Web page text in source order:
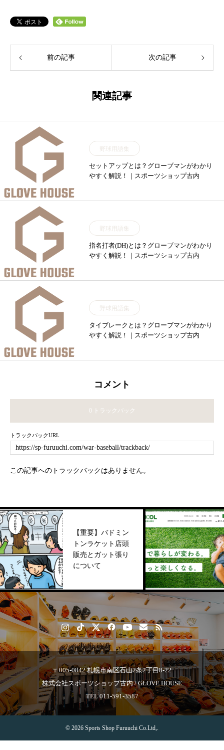
前の記事 次の記事
関連記事
野球用語集
セットアップとは？グローブマンがわかり
やすく解説！｜スポーツショップ古内
野球用語集
指名打者(DH)とは？グローブマンがわかり
やすく解説！｜スポーツショップ古内
野球用語集
タイブレークとは？グローブマンがわかり
やすく解説！｜スポーツショップ古内
コメント
0 トラックバック
トラックバックURL
この記事へのトラックバックはありません。
【重要】バドミン
トンラケット店頭
販売とガット張り
について
〒005-0842 札幌市南区石山2条2丁目8-22
株式会社スポーツショップ古内 / GLOVE HOUSE
TEL 011-591-3587
© 2026 Sports Shop Furuuchi Co.Ltd,.